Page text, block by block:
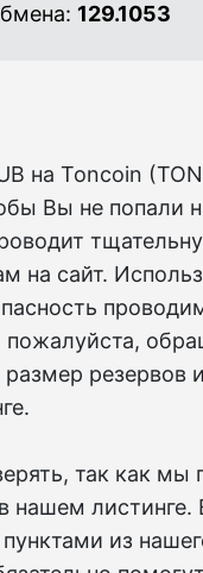
129.1053
на Toncoin
Вы не попали
на сайт.
резервов
так как мы
листинге.
из